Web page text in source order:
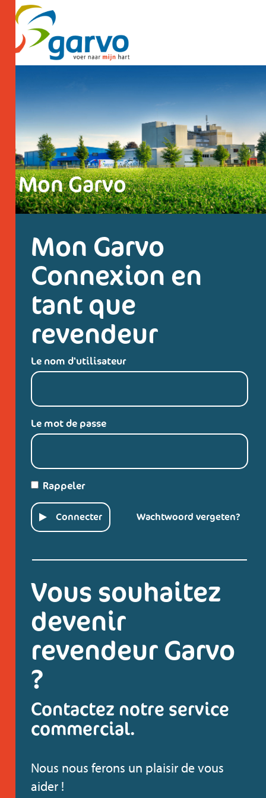
Mon Garvo
Mon Garvo
Connexion en
tant que
revendeur
Le nom d'utilisateur
Le mot de passe
Rappeler
Connecter Wachtwoord vergeten?
Vous souhaitez
devenir
revendeur Garvo
?
Contactez notre service
commercial.
Nous nous ferons un plaisir de vous
aider !